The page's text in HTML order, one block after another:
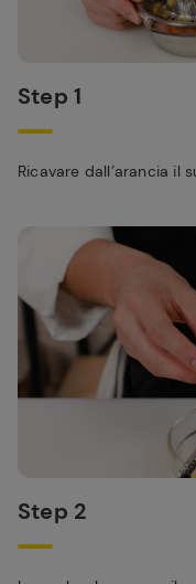
Step 1
Ricavare dall’arancia il
Step 2